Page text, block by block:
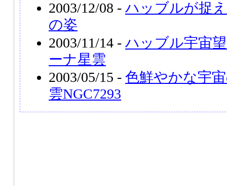
2003/12/08 - ハッブルが捉
の姿
2003/11/14 - ハッブル宇宙
ーナ星雲
2003/05/15 - 色鮮やかな宇
雲NGC7293